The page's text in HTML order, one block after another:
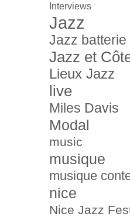
Interviews
Jazz
Jazz batterie
Jazz et
Lieux Jazz
live
Miles Davis
Modal
music
musique
musique
nice
Nice Jazz